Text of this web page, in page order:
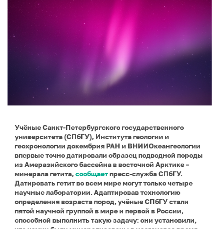
Учёные Санкт‑Петербургского государственного
университета (СПбГУ), Института геологии и
геохронологии докембрия РАН и ВНИИОкеангеологии
впервые точно датировали образец подводной породы
из Амеразийского бассейна в восточной Арктике –
минерала гетита,сообщаетпресс-служба СПбГУ.
Датировать гетит во всем мире могут только четыре
научные лаборатории. Адаптировав технологию
определения возраста пород, учёные СПбГУ стали
пятой научной группой в мире и первой в России,
способной выполнить такую задачу: они установили,